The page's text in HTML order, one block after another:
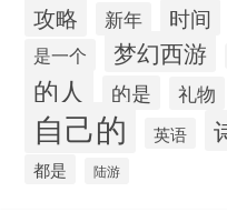
攻略 新年 时间
是一个 梦幻西游
的人 的是 礼物
自己的 英语
都是 陆游